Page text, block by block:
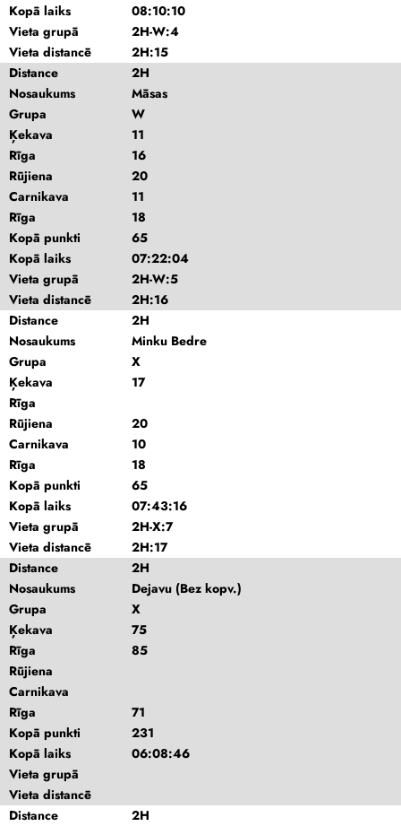
Kopā laiks
08:10:10
Vieta grupā
2H-W:4
Vieta distancē
2H:15
Distance
2H
Nosaukums
Māsas
Grupa
W
Ķekava
11
Rīga
16
Rūjiena
20
Carnikava
11
Rīga
18
Kopā punkti
65
Kopā laiks
07:22:04
Vieta grupā
2H-W:5
Vieta distancē
2H:16
Distance
2H
Nosaukums
Minku Bedre
Grupa
X
Ķekava
17
Rīga
Rūjiena
20
Carnikava
10
Rīga
18
Kopā punkti
65
Kopā laiks
07:43:16
Vieta grupā
2H-X:7
Vieta distancē
2H:17
Distance
2H
Nosaukums
Dejavu (Bez kopv.)
Grupa
X
Ķekava
75
Rīga
85
Rūjiena
Carnikava
Rīga
71
Kopā punkti
231
Kopā laiks
06:08:46
Vieta grupā
Vieta distancē
Distance
2H